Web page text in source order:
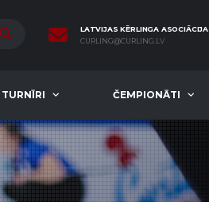
LATVIJAS KĒRLINGA ASOCIĀCIJA
CURLING@CURLING.LV
TURNĪRI ČEMPIONĀTI